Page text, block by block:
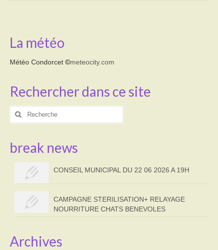
La météo
Météo Condorcet ©meteocity.com
Rechercher dans ce site
Rechercher
break news
CONSEIL MUNICIPAL DU 22 06 2026 A 19H
CAMPAGNE STERILISATION+ RELAYAGE
NOURRITURE CHATS BENEVOLES
Archives